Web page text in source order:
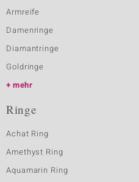
Armreife
Damenringe
Diamantringe
Goldringe
mehr
Ringe
Achat Ring
Amethyst Ring
Aquamarin Ring